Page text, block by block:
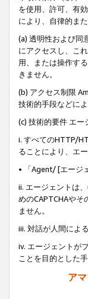
を使用、許可、有
により、自律的ま
(a) 透明性および同
にアクセスし、こ
用、または操作す
きません。
(b) アクセス制限
技術的手段などに
(c) 技術的要件 エー
i. すべてのHTTP/
ることにより、エ
• 「Agent/ [エージ
ii. エージェントは
めのCAPTCHAや
ません。
iii. 対話が人間によ
iv. エージェントが
ことを目的とした
ア